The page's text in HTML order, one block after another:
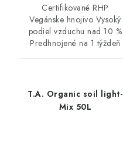
Certifikované RHP
Vegánske hnojivo Vysoký
podiel vzduchu nad 10 %
Predhnojené na 1 týždeň
T.A. Organic soil light-
Mix 50L